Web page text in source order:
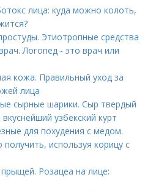
лица: куда можно колоть,
Этиотропные средства
Логопед - это врач или
кожа. Правильный уход за
лица
сырные шарики. Сыр твердый
узбекский курт
для похудения с медом.
используя корицу с
Розацеа на лице: